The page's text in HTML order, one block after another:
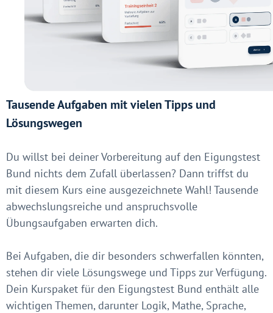
Tausende Aufgaben mit vielen Tipps und
Lösungswegen
Du willst bei deiner Vorbereitung auf den Eigungstest
Bund nichts dem Zufall überlassen? Dann triffst du
mit diesem Kurs eine ausgezeichnete Wahl! Tausende
abwechslungsreiche und anspruchsvolle
Übungsaufgaben erwarten dich.
Bei Aufgaben, die dir besonders schwerfallen könnten,
stehen dir viele Lösungswege und Tipps zur Verfügung.
Dein Kurspaket für den Eigungstest Bund enthält alle
wichtigen Themen, darunter Logik, Mathe, Sprache,